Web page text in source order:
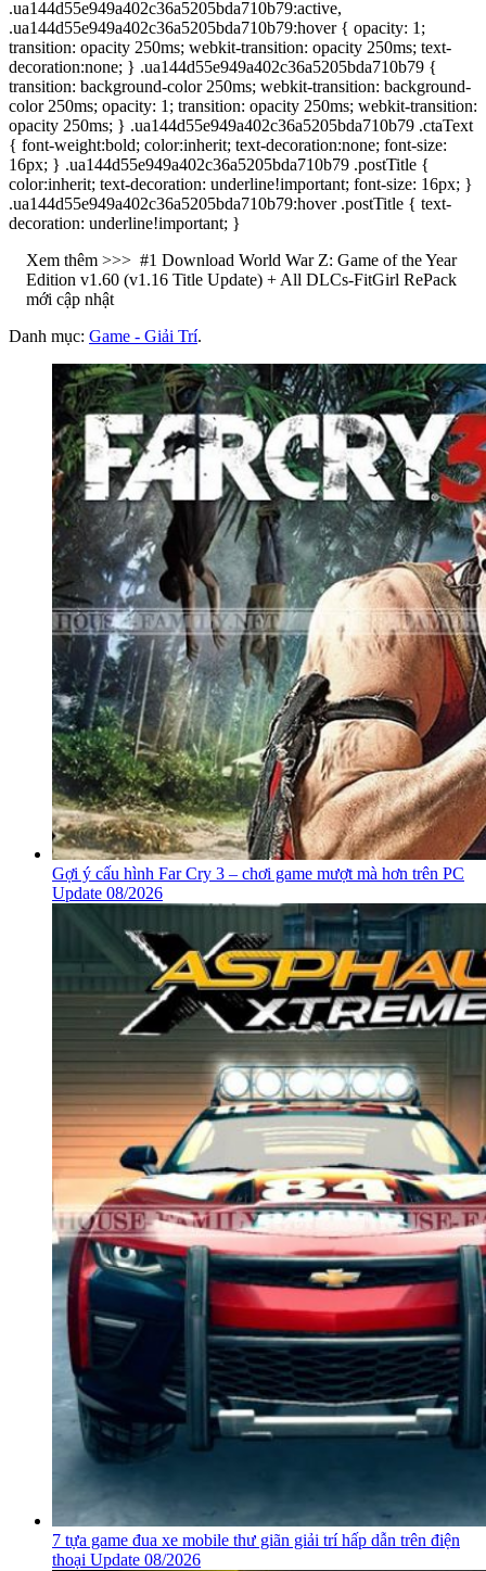
.ua144d55e949a402c36a5205bda710b79:active,
.ua144d55e949a402c36a5205bda710b79:hover { opacity: 1;
transition: opacity 250ms; webkit-transition: opacity 250ms; text-
decoration:none; } .ua144d55e949a402c36a5205bda710b79 {
transition: background-color 250ms; webkit-transition: background-
color 250ms; opacity: 1; transition: opacity 250ms; webkit-transition:
opacity 250ms; } .ua144d55e949a402c36a5205bda710b79 .ctaText
{ font-weight:bold; color:inherit; text-decoration:none; font-size:
16px; } .ua144d55e949a402c36a5205bda710b79 .postTitle {
color:inherit; text-decoration: underline!important; font-size: 16px; }
.ua144d55e949a402c36a5205bda710b79:hover .postTitle { text-
decoration: underline!important; }
Xem thêm >>> #1 Download World War Z: Game of the Year
Edition v1.60 (v1.16 Title Update) + All DLCs-FitGirl RePack
mới cập nhật
Danh mục: Game - Giải Trí.
Gợi ý cấu hình Far Cry 3 – chơi game mượt mà hơn trên PC
Update 08/2026
7 tựa game đua xe mobile thư giãn giải trí hấp dẫn trên điện
thoại Update 08/2026